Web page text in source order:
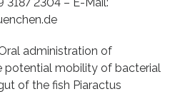
administration of
potential mobility of bacterial
of the fish Piaractus